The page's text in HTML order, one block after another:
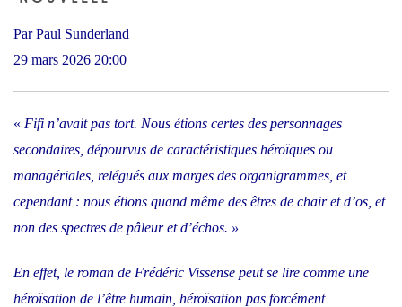
Par Paul Sunderland
29 mars 2026 20:00
« Fifi n’avait pas tort. Nous étions certes des personnages
secondaires, dépourvus de caractéristiques héroïques ou
managériales, relégués aux marges des organigrammes, et
cependant : nous étions quand même des êtres de chair et d’os, et
non des spectres de pâleur et d’échos. »
En effet, le roman de Frédéric Vissense peut se lire comme une
héroïsation de l’être humain, héroïsation pas forcément